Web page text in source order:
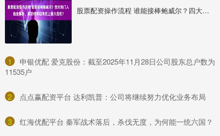
股票配资操作流程 谁能接棒鲍威尔？四大热门人选全解析，美联储将迎来史上最大危机？
1
​申银优配 爱克股份：截至2025年11月28日公司股东总户数为
11535户
2 ​点点赢配资平台 达利凯普：公司将继续努力优化业务布局
3 ​红海优配平台 秦军战术落后，杀伐无度，为何能一统六国？